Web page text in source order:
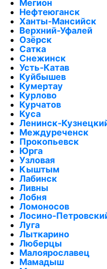
Мегион
Нефтеюганск
Ханты-Мансийск
Верхний-Уфалей
Озёрск
Сатка
Снежинск
Усть-Катав
Куйбышев
Кумертау
Курлово
Курчатов
Куса
Ленинск-
Междуреченск
Прокопьевск
Юрга
Узловая
Кыштым
Лабинск
Ливны
Лобня
Ломоносов
Лосино-
Луга
Лыткарино
Люберцы
Малоярославец
Мамадыш